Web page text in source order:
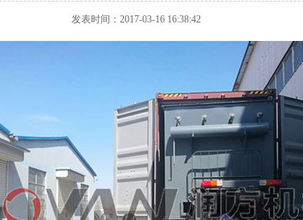
发表时间：2017-03-16 16:38:42